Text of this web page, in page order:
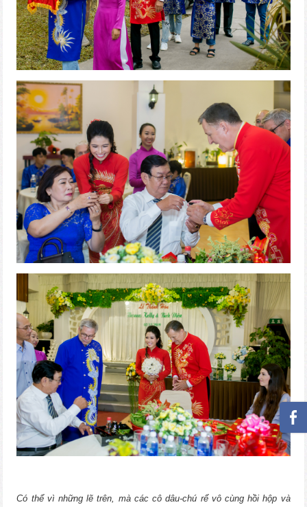
Có thể vì những lẽ trên, mà các cô dâu-chú rể vô cùng hồi hộp và